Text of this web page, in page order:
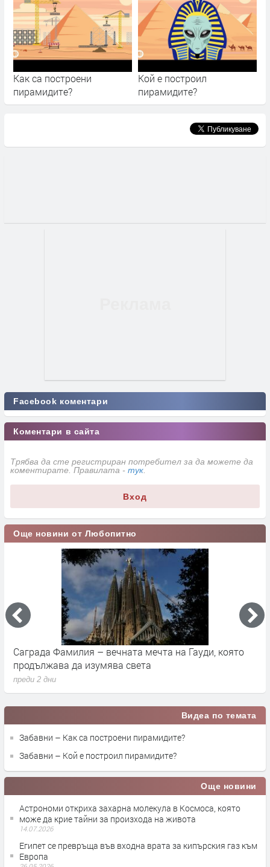
Как са построени
пирамидите?
Кой е построил
пирамидите?
Facebook коментари
Коментари в сайта
Трябва да сте регистриран потребител за да можете да
коментирате. Правилата - тук
Вход
Още новини от Любопитно
Къде са извънземните? Човекът е изследвал много
повече от Галактиката, отколкото смята
преди 3 дни
Видеа по темата
Забавни – Как са построени пирамидите?
Забавни – Кой е построил пирамидите?
Още новини
Астрономи откриха захарна молекула в Космоса, която
може да крие тайни за произхода на живота
14.07.2026
Египет се превръща във входна врата за кипърския газ към
Европа